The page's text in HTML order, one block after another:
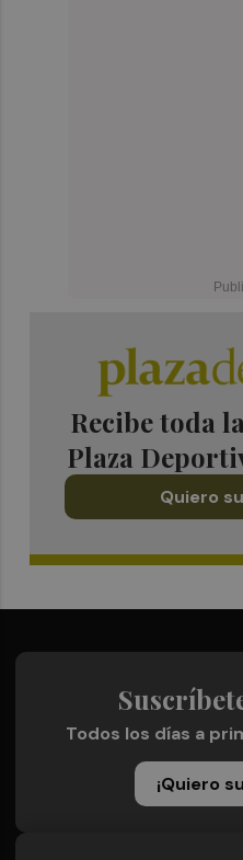
Recibe toda
Plaza
Quiero
Todos los días a
¡Quiero